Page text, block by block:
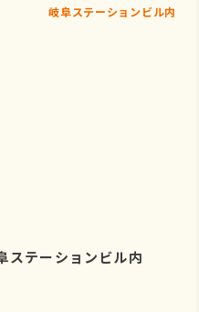
岐阜ステーションビル内
テーションビル内